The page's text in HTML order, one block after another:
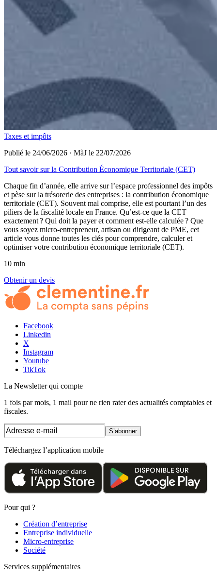
Taxes et impôts
Publié le 24/06/2026 · MàJ le 22/07/2026
Tout savoir sur la Contribution Économique Territoriale (CET)
Chaque fin d’année, elle arrive sur l’espace professionnel des impôts
et pèse sur la trésorerie des entreprises : la contribution économique
territoriale (CET). Souvent mal comprise, elle est pourtant l’un des
piliers de la fiscalité locale en France. Qu’est-ce que la CET
exactement ? Qui doit la payer et comment est-elle calculée ? Que
vous soyez micro-entrepreneur, artisan ou dirigeant de PME, cet
article vous donne toutes les clés pour comprendre, calculer et
optimiser votre contribution économique territoriale (CET).
10 min
Obtenir un devis
Facebook
Linkedin
X
Instagram
Youtube
TikTok
La Newsletterqui compte
1 fois par mois, 1 mail pour ne rien rater des actualités comptables et
fiscales.
S’abonner
Téléchargez l’application mobile
Pour qui ?
Création d’entreprise
Entreprise individuelle
Micro-entreprise
Société
Services supplémentaires